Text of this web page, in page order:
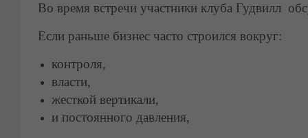
Во время встречи участники клуба Гудвилл
Если раньше бизнес часто строился вокруг:
контроля,
власти,
жесткой вертикали,
и постоянного давления,